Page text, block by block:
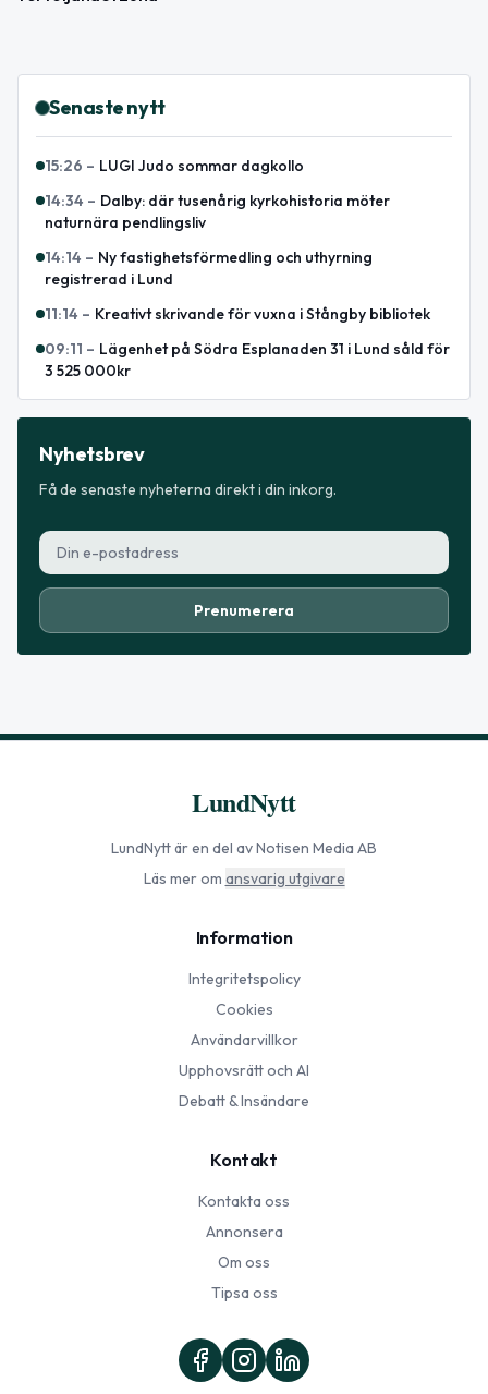
Senaste nytt
15:26 – LUGI Judo sommar dagkollo
14:34 – Dalby: där tusenårig kyrkohistoria möter
naturnära pendlingsliv
14:14 – Ny fastighetsförmedling och uthyrning
registrerad i Lund
11:14 – Kreativt skrivande för vuxna i Stångby bibliotek
09:11 – Lägenhet på Södra Esplanaden 31 i Lund såld för
3 525 000kr
Nyhetsbrev
Få de senaste nyheterna direkt i din inkorg.
Prenumerera
LundNytt
LundNyttär en del av Notisen Media AB
Läs mer om ansvarig utgivare
Information
Integritetspolicy
Cookies
Användarvillkor
Upphovsrätt och AI
Debatt & Insändare
Kontakt
Kontakta oss
Annonsera
Om oss
Tipsa oss